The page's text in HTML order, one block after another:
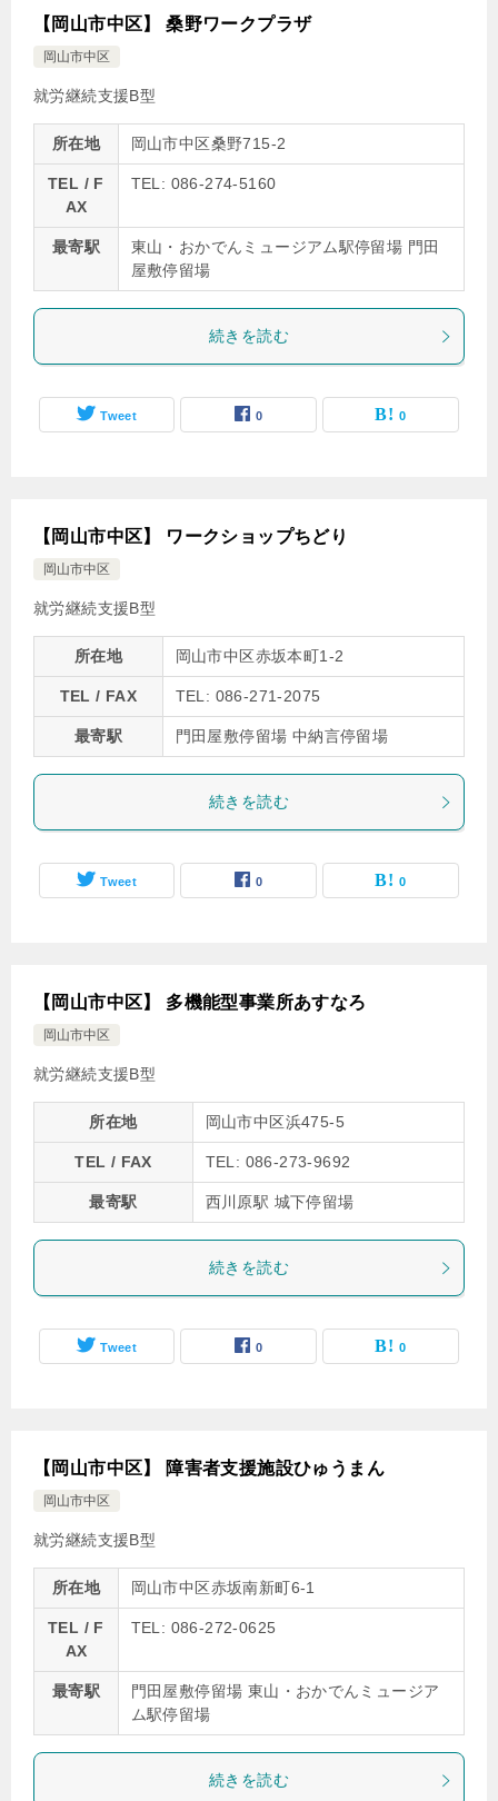
【岡山市中区】 桑野ワークプラザ
岡山市中区
就労継続支援B型
所在地 岡山市中区桑野715-2
TEL / F
AX
TEL: 086-274-5160
最寄駅
東山・おかでんミュージアム駅停留場 門田
屋敷停留場
続きを読む
Tweet 0 0
【岡山市中区】 ワークショップちどり
岡山市中区
就労継続支援B型
所在地 岡山市中区赤坂本町1-2
TEL / FAX TEL: 086-271-2075
最寄駅 門田屋敷停留場 中納言停留場
続きを読む
Tweet 0 0
【岡山市中区】 多機能型事業所あすなろ
岡山市中区
就労継続支援B型
所在地 岡山市中区浜475-5
TEL / FAX TEL: 086-273-9692
最寄駅 西川原駅 城下停留場
続きを読む
Tweet 0 0
【岡山市中区】 障害者支援施設ひゅうまん
岡山市中区
就労継続支援B型
所在地 岡山市中区赤坂南新町6-1
TEL / F
AX
TEL: 086-272-0625
最寄駅
門田屋敷停留場 東山・おかでんミュージア
ム駅停留場
続きを読む